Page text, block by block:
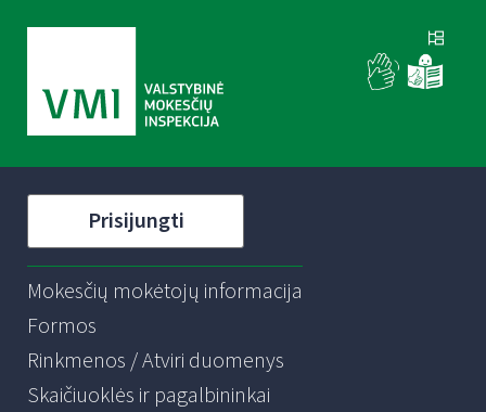
Prisijungti
Mokesčių mokėtojų informacija
Formos
Rinkmenos / Atviri duomenys
Skaičiuoklės ir pagalbininkai